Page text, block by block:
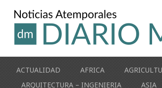
ACTUALIDAD AFRICA
ARQUITECTURA – INGENIERIA
ASIA